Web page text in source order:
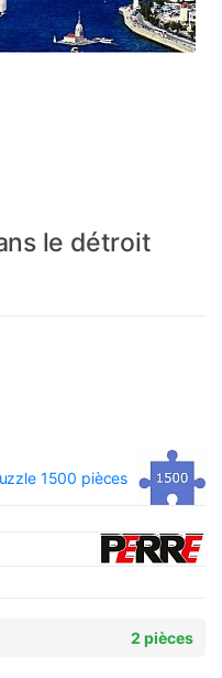
le détroit
1500 pièces
2 pièces